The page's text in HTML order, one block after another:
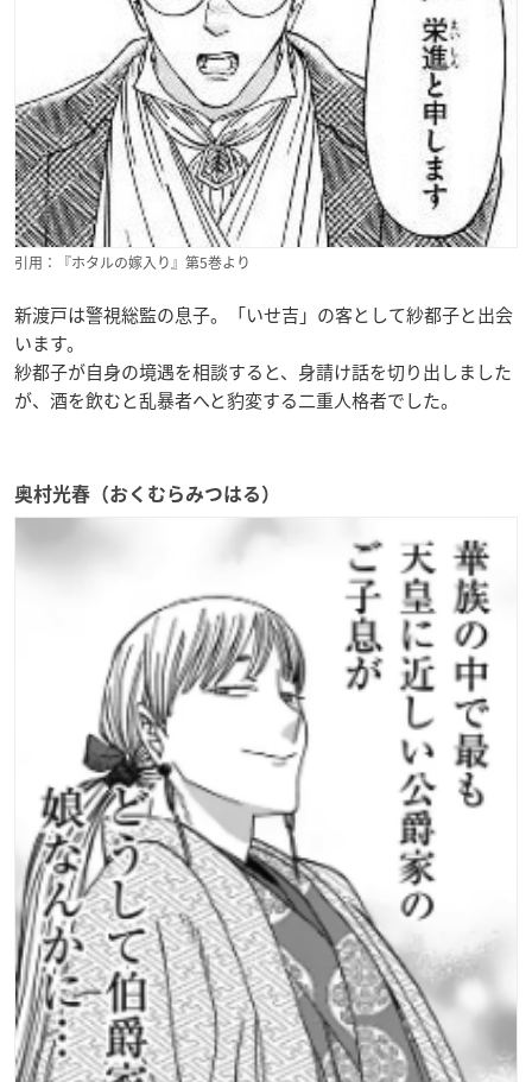
引用：『ホタルの嫁入り』第5巻より
新渡戸は警視総監の息子。「いせ吉」の客として紗都子と出会
います。
紗都子が自身の境遇を相談すると、身請け話を切り出しました
が、酒を飲むと乱暴者へと豹変する二重人格者でした。
奥村光春（おくむらみつはる）